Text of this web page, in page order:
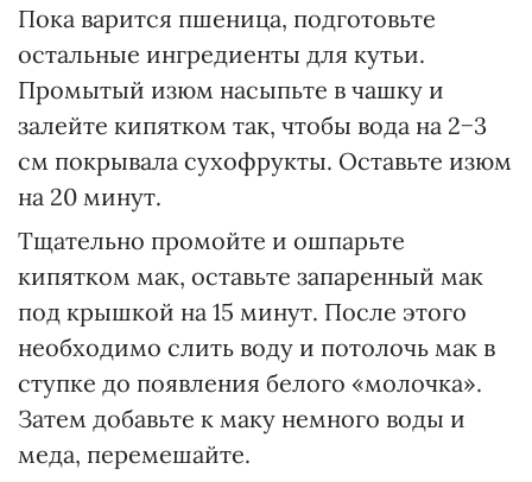
Пока варится пшеница, подготовьте
остальные ингредиенты для кутьи.
Промытый изюм насыпьте в чашку и
залейте кипятком так, чтобы вода на 2−3
см покрывала сухофрукты. Оставьте изюм
на 20 минут.
Тщательно промойте и ошпарьте
кипятком мак, оставьте запаренный мак
под крышкой на 15 минут. После этого
необходимо слить воду и потолочь мак в
ступке до появления белого «молочка».
Затем добавьте к маку немного воды и
меда, перемешайте.